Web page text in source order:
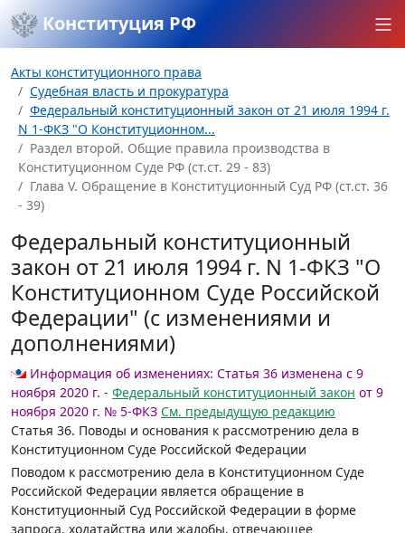
Конституция РФ
Акты конституционного права
Судебная власть и прокуратура
Федеральный конституционный закон от 21 июля 1994 г.
N 1-ФКЗ "О Конституционном...
Раздел второй. Общие правила производства в
Конституционном Суде РФ (ст.ст. 29 - 83)
Глава V. Обращение в Конституционный Суд РФ (ст.ст. 36
- 39)
Федеральный конституционный
закон от 21 июля 1994 г. N 1-ФКЗ "О
Конституционном Суде Российской
Федерации" (с изменениями и
дополнениями)
Информация об изменениях: Статья 36 изменена с 9
ноября 2020 г. - Федеральный конституционный закон от 9
ноября 2020 г. № 5-ФКЗ См. предыдущую редакцию
Статья 36. Поводы и основания к рассмотрению дела в
Конституционном Суде Российской Федерации
Поводом к рассмотрению дела в Конституционном Суде
Российской Федерации является обращение в
Конституционный Суд Российской Федерации в форме
запроса, ходатайства или жалобы, отвечающее